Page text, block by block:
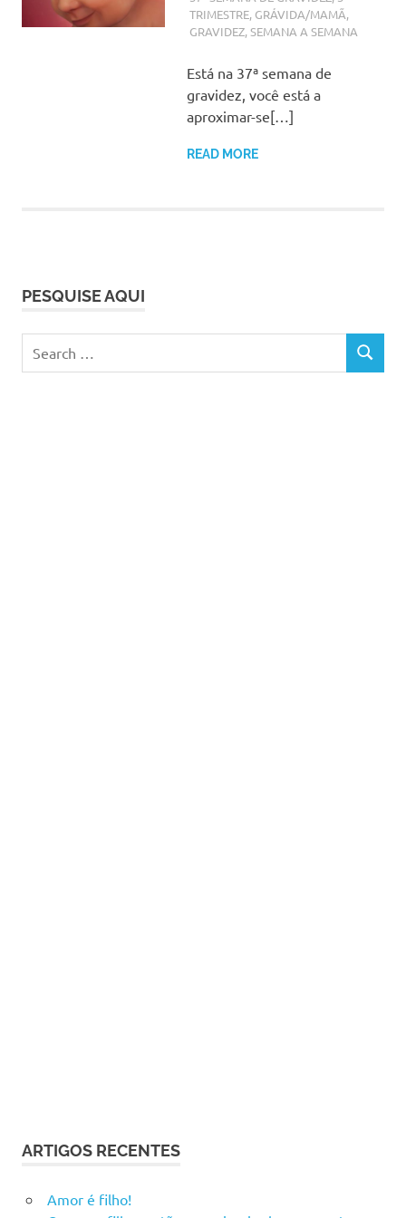
TRIMESTRE, GRÁVIDA/MAMÃ,
GRAVIDEZ,SEMANA A SEMANA
Está na 37ª semana de
gravidez, você está a
aproximar-se[…]
READ MORE
PESQUISE AQUI
for:
SEARCH
ARTIGOS RECENTES
Amor é filho!